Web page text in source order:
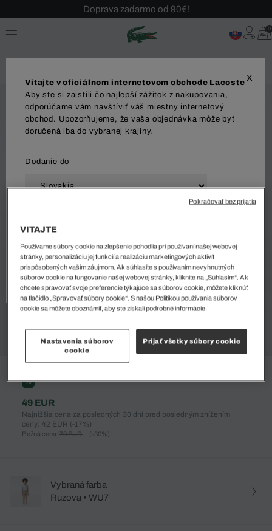
Doprava zadarmo od 90€!
Sezónny výpredaj až -40 %!
Bezplatné vrátenie!
0
%
49 EUR
Najnižšia cena za posledných 30 dní pred posledným znížením
ceny: 42 EUR (-17%)
Bežná cena: 70 EUR (-30%)
Vybraná farba
Ruzova • WU7
X
Vitajte v oficiálnom internetovom obchode Lacoste
Aby ste si zaistili čo najlepší zážitok z nakupovania,
odporúčame vám navštíviť váš miestny internetový
obchod. Upozorňujeme, že vaša objednávka môže byť
doručená iba do vybranej krajiny.
Dodanie do
ZAČAŤ NAKUPOVAŤ
VITAJTE
Používame súbory cookie na zlepšenie pohodlia pri používaní našej webovej
stránky, personalizáciu jej funkcií a realizáciu marketingových aktivít
prispôsobených vašim záujmom. Ak súhlasíte s používaním nevyhnutných
súborov cookie na fungovanie našej webovej stránky, kliknite na „Súhlasím“. Ak
chcete spravovať svoje preferencie týkajúce sa súborov cookie, môžete kliknúť
na tlačidlo „Spravovať súbory cookie“. S našou Politikou používania súborov
cookie sa môžete oboznámiť, aby ste získali podrobné informácie.
Nastavenia súborov
cookie
Prijať všetky súbory cookie
Pokračovať bez prijatia